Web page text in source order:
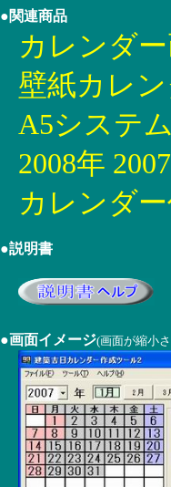
●関連商品
カレンダ
壁紙カレ
A5システ
2008年
カレンダ
●説明書
●画面イメージ(画面が縮小